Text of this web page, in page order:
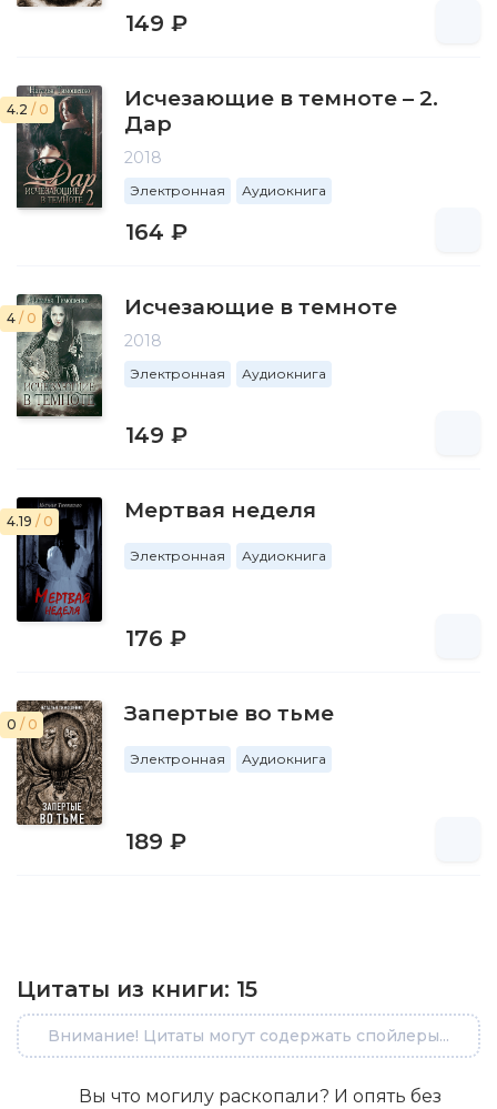
149 ₽
4.2 / 0
Исчезающие в темноте – 2.
Дар
2018
Электронная Аудиокнига
164 ₽
4 / 0 Исчезающие в темноте
2018
Электронная Аудиокнига
149 ₽
4.19 / 0 Мертвая неделя
Электронная Аудиокнига
176 ₽
0 / 0 Запертые во тьме
Электронная Аудиокнига
189 ₽
Цитаты из книги: 15
Внимание! Цитаты могут содержать спойлеры...
Вы что могилу раскопали? И опять без